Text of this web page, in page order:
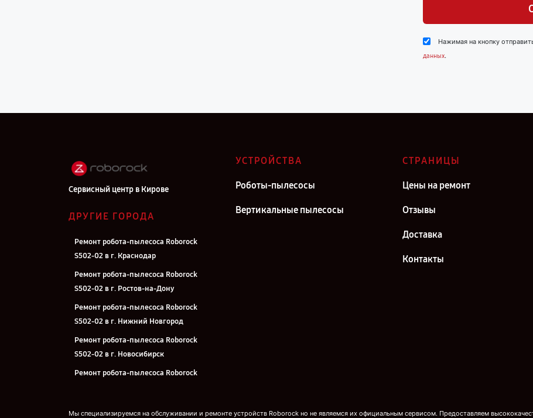
Нажимая на кнопку
данных.
Сервисный центр в Кирове
ДРУГИЕ ГОРОДА
Ремонт робота-пылесоса Roborock
S502-02 в г. Краснодар
Ремонт робота-пылесоса Roborock
S502-02 в г. Ростов-на-Дону
Ремонт робота-пылесоса Roborock
S502-02 в г. Нижний Новгород
Ремонт робота-пылесоса Roborock
S502-02 в г. Новосибирск
Ремонт робота-пылесоса Roborock
УСТРОЙСТВА
Роботы-пылесосы
Вертикальные пылесосы
СТРАНИЦЫ
Цены на ремонт
Отзывы
Доставка
Контакты
Мы специализируемся на обслуживании и ремонте устройств Roborock но не являемся их официальным сервисом. Предоставляем